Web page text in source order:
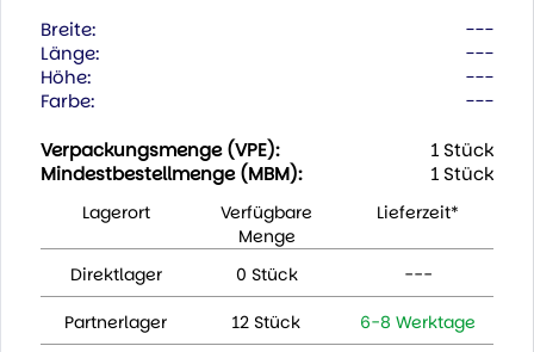
Breite:
---
Länge:
---
Höhe:
---
Farbe:
---
Verpackungsmenge (VPE):
1 Stück
Mindestbestellmenge (MBM):
1 Stück
Lagerort
Verfügbare
Menge
Lieferzeit*
Direktlager 0 Stück ---
Partnerlager 12 Stück 6-8 Werktage